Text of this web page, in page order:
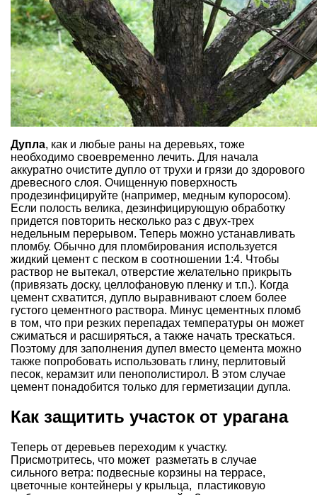
Дупла, как и любые раны на деревьях, тоже
необходимо своевременно лечить. Для начала
аккуратно очистите дупло от трухи и грязи до здорового
древесного слоя. Очищенную поверхность
продезинфицируйте (например, медным купоросом).
Если полость велика, дезинфицирующую обработку
придется повторить несколько раз с двух-трех
недельным перерывом. Теперь можно устанавливать
пломбу. Обычно для пломбирования используется
жидкий цемент с песком в соотношении 1:4. Чтобы
раствор не вытекал, отверстие желательно прикрыть
(привязать доску, целлофановую пленку и т.п.). Когда
цемент схватится, дупло выравнивают слоем более
густого цементного раствора. Минус цементных пломб
в том, что при резких перепадах температуры он может
сжиматься и расширяться, а также начать трескаться.
Поэтому для заполнения дупел вместо цемента можно
также попробовать использовать глину, перлитовый
песок, керамзит или пенополистирол. В этом случае
цемент понадобится только для герметизации дупла.
Как защитить участок от урагана
Теперь от деревьев переходим к участку.
Присмотритесь, что может разметать в случае
сильного ветра: подвесные корзины на террасе,
цветочные контейнеры у крыльца, пластиковую